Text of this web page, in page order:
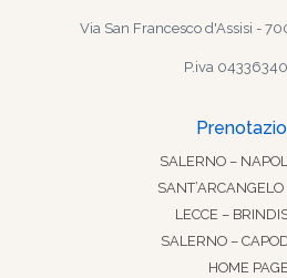
Via San Francesco d'Assisi -
P.iva
SALERNO –
LECCE –
SALERNO –
HOME